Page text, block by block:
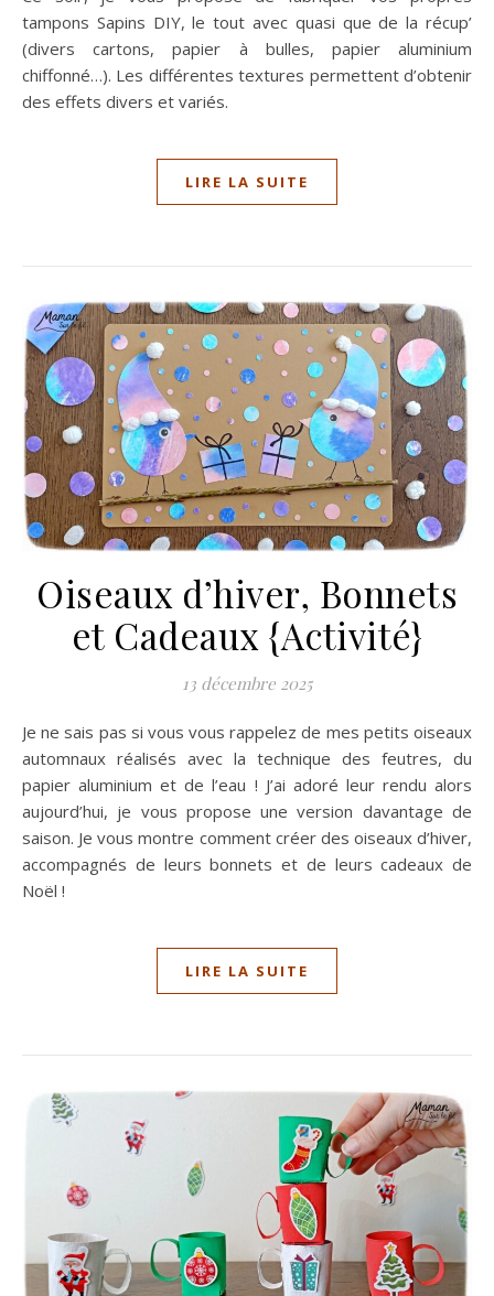
tampons Sapins DIY, le tout avec quasi que de la récup’
(divers cartons, papier à bulles, papier aluminium
chiffonné…). Les différentes textures permettent d’obtenir
des effets divers et variés.
LIRE LA SUITE
Oiseaux d’hiver, Bonnets
et Cadeaux {Activité}
13 décembre 2025
Je ne sais pas si vous vous rappelez de mes petits oiseaux
automnaux réalisés avec la technique des feutres, du
papier aluminium et de l’eau ! J’ai adoré leur rendu alors
aujourd’hui, je vous propose une version davantage de
saison. Je vous montre comment créer des oiseaux d’hiver,
accompagnés de leurs bonnets et de leurs cadeaux de
Noël !
LIRE LA SUITE